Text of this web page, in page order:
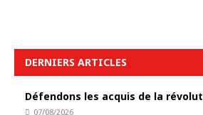
DERNIERS ARTICLES
Défendons les acquis de la
07/08/2026